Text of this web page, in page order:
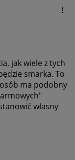
jak wiele z tych
smarka. To
ma podobny
własny